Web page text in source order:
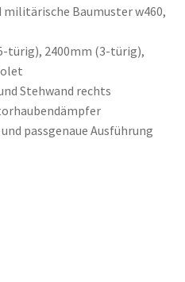
militärische Baumuster w460,
türig), 2400mm (3-türig),
Stehwand rechts
passgenaue Ausführung